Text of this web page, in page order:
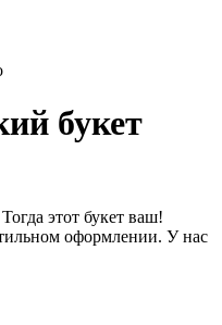
букет
этот букет ваш!
оформлении. У нас